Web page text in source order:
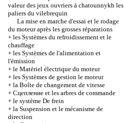
valeur des jeux ouvriers à chatounnykh les
paliers du vilebrequin
La mise en marche d'essai et le rodage
du moteur après les grosses réparations
+ les Systèmes du refroidissement et le
chauffage
+ les Systèmes de l'alimentation et
l'émission
+ le Matériel électrique du moteur
+ les Systèmes de gestion le moteur
+ la Boîte de changement de vitesse
+ Cцепление et les arbres de commande
+ le système De frein
+ la Suspension et le mécanisme de
direction